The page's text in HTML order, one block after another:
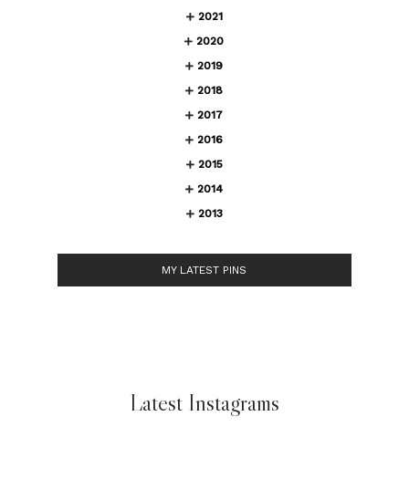
2021
2020
2019
2018
2017
2016
2015
2014
2013
MY LATEST PINS
Latest Instagrams